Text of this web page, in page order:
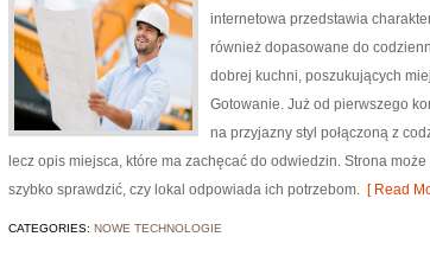
internetowa przedstawia
również dopasowane do
dobrej kuchni, poszukujących
Gotowanie. Już od pierwszego
na przyjazny styl połączoną z
lecz opis miejsca, które ma zachęcać do odwiedzin. Strona
szybko sprawdzić, czy lokal odpowiada ich potrzebom. [ Read
CATEGORIES: NOWE TECHNOLOGIE